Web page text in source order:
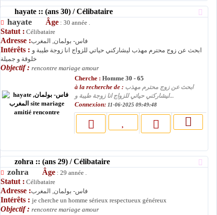
hayate :: (ans 30) / Célibataire
hayate Âge : 30 année .
Statut : Célibataire
Adresse :فاس- بولمان, المغرب
Intérêts : ابحث عن زوج محترم مهذب ليشاركني حياتي للزواج انا زوجة طيبة و
خلوقة و جميلة
Objectif : rencontre mariage amour
Cherche : Homme 30 - 65
à la recherche de : ابحث عن زوج محترم مهذب
ليشاركني حياتي للزواج انا زوجة طيبة و...
Connexion: 11-06-2025 09:49:48
zohra :: (ans 29) / Célibataire
zohra Âge : 29 année .
Statut : Célibataire
Adresse :فاس- بولمان, المغرب
Intérêts : je cherche un homme sérieux respectueux généreux
Objectif : rencontre mariage amour